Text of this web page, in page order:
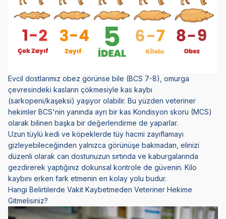
Evcil dostlarımız obez görünse bile (BCS 7-8), omurga
çevresindeki kasların çökmesiyle kas kaybı
(sarkopeni/kaşeksi) yaşıyor olabilir. Bu yüzden veteriner
hekimler BCS'nin yanında ayrı bir kas Kondisyon skoru (MCS)
olarak bilinen başka bir değerlendirme de yaparlar.
Uzun tüylü kedi ve köpeklerde tüy hacmi zayıflamayı
gizleyebileceğinden yalnızca görünüşe bakmadan, elinizi
düzenli olarak can dostunuzun sırtında ve kaburgalarında
gezdirerek yaptığınız dokunsal kontrole de güvenin. Kilo
kaybını erken fark etmenin en kolay yolu budur.
Hangi Belirtilerde Vakit Kaybetmeden Veteriner Hekime
Gitmelisiniz?